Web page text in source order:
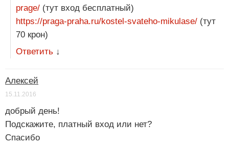
prage/ (тут вход бесплатный)
https://praga-praha.ru/kostel-svateho-mikulase/ (тут
70 крон)
Ответить ↓
Алексей
15.11.2016
добрый день!
Подскажите, платный вход или нет?
Спасибо